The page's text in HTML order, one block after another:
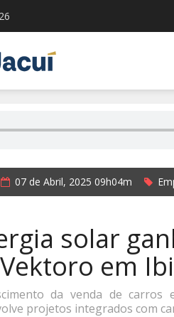
07 de Abril, 2025 09h04m
solar
em
da venda de
projetos integrados com